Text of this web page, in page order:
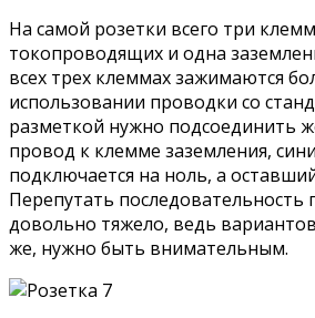
На самой розетки всего три
токопроводящих и одна
всех трех клеммах зажимаются
использовании проводки со
разметкой нужно подсоединить
провод к клемме заземления,
подключается на ноль, а
Перепутать последовательность
довольно тяжело, ведь
же, нужно быть внимательным.